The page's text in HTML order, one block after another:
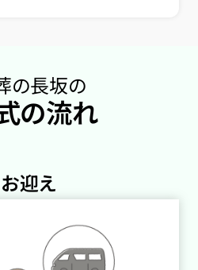
の長坂の
の流れ
迎え